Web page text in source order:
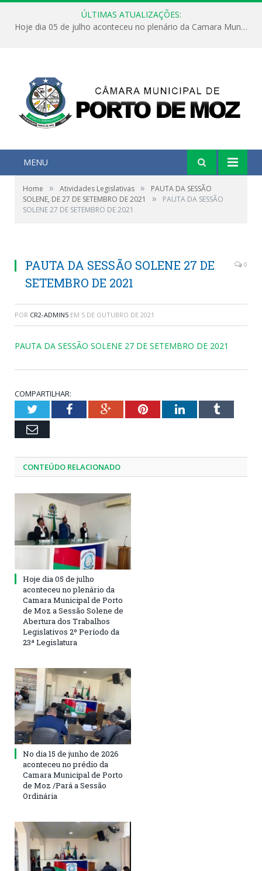
ÚLTIMAS ATUALIZAÇÕES:
Hoje dia 05 de julho aconteceu no plenário da Camara Municipal de Porto de Moz a Sessão Solene de Abertura dos Trabalhos Legislativos 2º Período da 23ª Legislatura
MENU
Home » Atividades Legislativas »
PAUTA DA SESSÃO
SOLENE, DE 27 DE SETEMBRO DE 2021
»
PAUTA DA SESSÃO
SOLENE 27 DE SETEMBRO DE 2021
PAUTA DA SESSÃO SOLENE 27 DE
SETEMBRO DE 2021
0
POR CR2-ADMIN5 EM 5 DE OUTUBRO DE 2021
PAUTA DA SESSÃO SOLENE 27 DE SETEMBRO DE 2021
COMPARTILHAR:
TwitterFacebookGoogle+PinterestLinkedInTumblr
Email
CONTEÚDO RELACIONADO
Hoje dia 05 de julho
aconteceu no plenário da
Camara Municipal de Porto
de Moz a Sessão Solene de
Abertura dos Trabalhos
Legislativos 2º Período da
23ª Legislatura
No dia 15 de junho de 2026
aconteceu no prédio da
Camara Municipal de Porto
de Moz /Pará a Sessão
Ordinária